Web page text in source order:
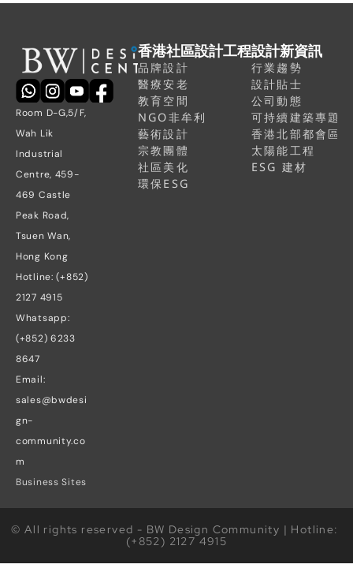
Room D-G,5/F,
Wah Lik
Industrial
Centre, 459-
469 Castle
Peak Road,
Tsuen Wan,
Hong Kong
Hotline: (+852)
2127 4915
Whatsapp:
(+852) 6233
8647
Email:
sales@bwdesi
gn-
community.co
m
Business Sites
香港社區設計工程
品牌設計
醫療安老
教育空間
NGO非牟利
藝術設計
宗教團體
社區美化
環保ESG
設計新資訊
行業趨勢
設計貼士
公司動態
可持續建築專題
香港北部都會區
太陽能工程
ESG 建材
© All rights reserved - BW Design Community | Hotline:
(+852) 2127 4915